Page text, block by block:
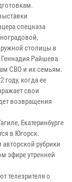
спецназа
столицы в
Райшева.
СВО и их семьям.
году, когда ее
свои
возвращения
Екатеринбурге
в Югорск.
рубрики
эфире утренней
телезрителя о